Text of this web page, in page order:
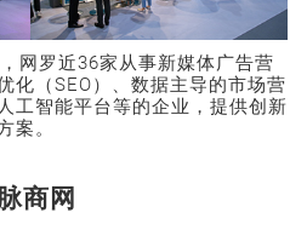
网罗近36家从事新媒体广告营
化（SEO）、数据主导的市场营
工智能平台等的企业，提供创新
案。
商网